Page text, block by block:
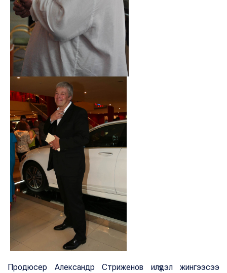
Продюсер Александр Стриженов илүүдэл жингээсээ